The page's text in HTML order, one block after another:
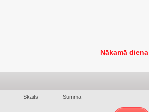
Nākamā diena
Skaits Summa